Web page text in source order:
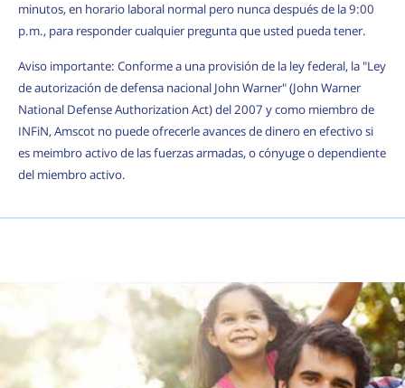
minutos, en horario laboral normal pero nunca después de la 9:00
p.m., para responder cualquier pregunta que usted pueda tener.
Aviso importante: Conforme a una provisión de la ley federal, la "Ley
de autorización de defensa nacional John Warner" (John Warner
National Defense Authorization Act) del 2007 y como miembro de
INFiN, Amscot no puede ofrecerle avances de dinero en efectivo si
es meimbro activo de las fuerzas armadas, o cónyuge o dependiente
del miembro activo.